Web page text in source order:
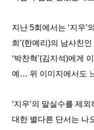
지난 5회에서는 ‘지우’
희’(한예리)의 남사친인
‘박찬혁’(김지석)에게
예… 위 이미지에서도
‘지우’의 말실수를 제
대한 별다른 단서는 나